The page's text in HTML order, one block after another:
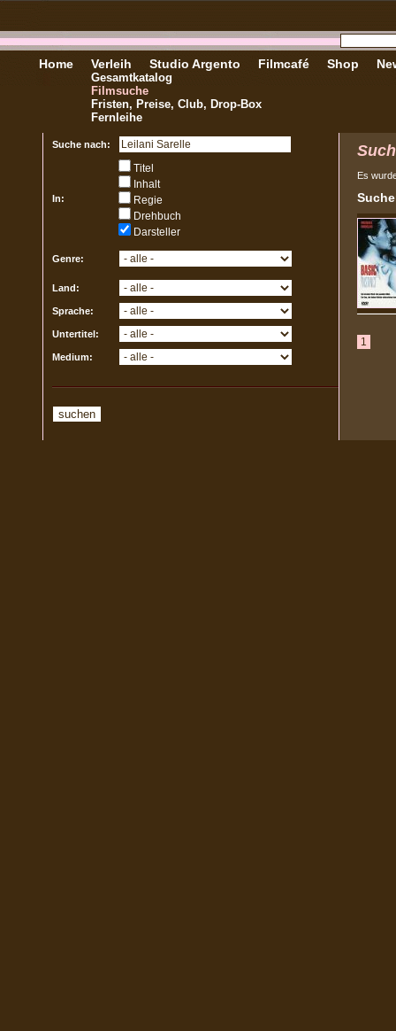
Home Verleih
Gesamtkatalog
Filmsuche
Fristen, Preise, Club, Drop-Box
Fernleihe
Studio Argento Filmcafé Shop
Suche nach:
In:
Titel
Inhalt
Regie
Drehbuch
Darsteller
Genre:
Land:
Sprache:
Untertitel:
Medium:
Es
1